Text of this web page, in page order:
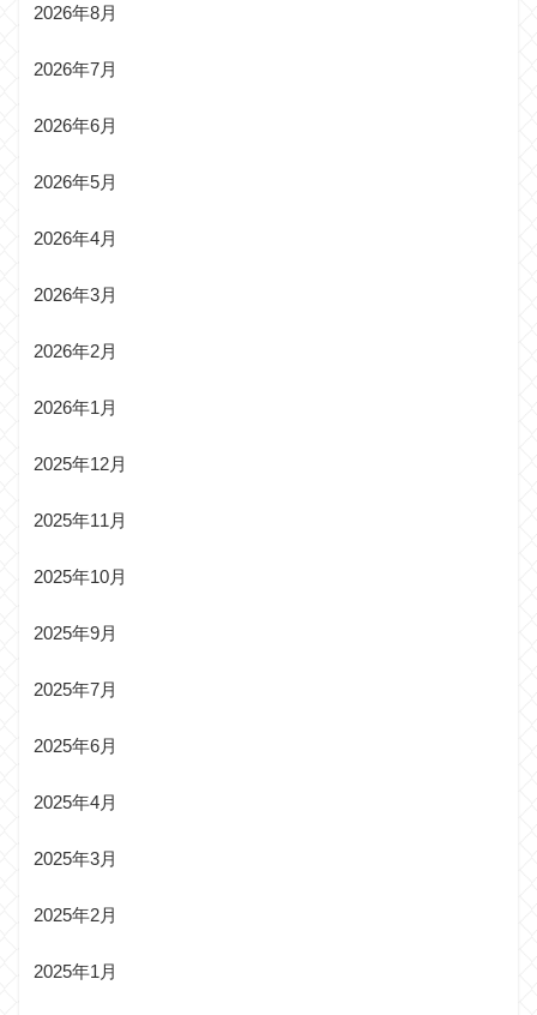
2026年8月
2026年7月
2026年6月
2026年5月
2026年4月
2026年3月
2026年2月
2026年1月
2025年12月
2025年11月
2025年10月
2025年9月
2025年7月
2025年6月
2025年4月
2025年3月
2025年2月
2025年1月